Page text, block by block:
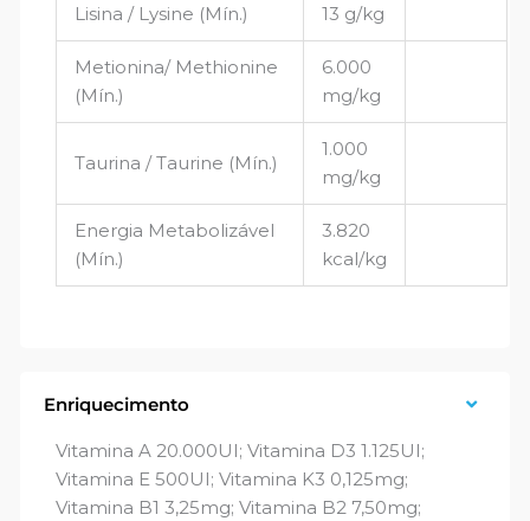
Lisina / Lysine (Mín.) 13 g/kg
Metionina/ Methionine
(Mín.)
6.000
mg/kg
Taurina / Taurine (Mín.)
1.000
mg/kg
Energia Metabolizável
(Mín.)
3.820
kcal/kg
Enriquecimento
Vitamina A 20.000UI; Vitamina D3 1.125UI;
Vitamina E 500UI; Vitamina K3 0,125mg;
Vitamina B1 3,25mg; Vitamina B2 7,50mg;